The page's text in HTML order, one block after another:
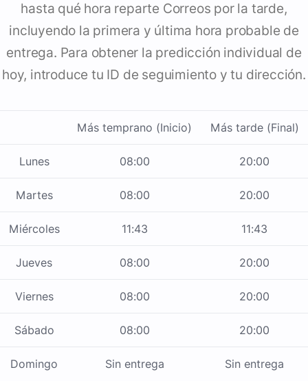
hasta qué hora reparte Correos por la tarde,
incluyendo la primera y última hora probable de
entrega. Para obtener la predicción individual de
hoy, introduce tu ID de seguimiento y tu dirección.
Más temprano (Inicio) Más tarde (Final)
Lunes 08:00 20:00
Martes 08:00 20:00
Miércoles 11:43 11:43
Jueves 08:00 20:00
Viernes 08:00 20:00
Sábado 08:00 20:00
Domingo Sin entrega Sin entrega